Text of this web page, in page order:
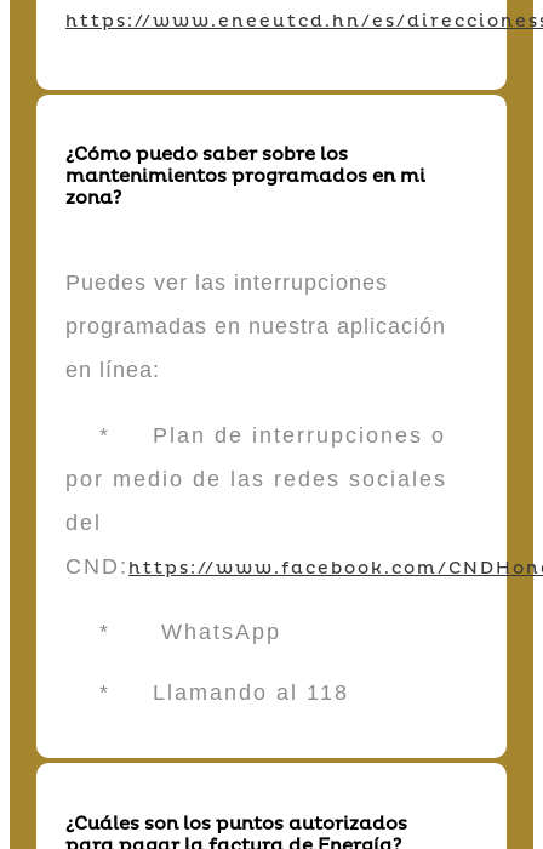
https://www.eneeutcd.hn/es/
¿Cómo puedo saber sobre los
mantenimientos programados en mi
zona?
Puedes ver las interrupciones
programadas en nuestra aplicación
en línea:
* Plan de interrupciones o
por medio de las redes sociales
del
CND: https://www.facebook.com/
* WhatsApp
* Llamando al 118
¿Cuáles son los puntos autorizados